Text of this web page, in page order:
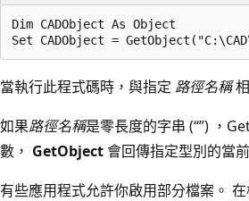
Dim CADObject As Object
當執行此程式碼時，與指定 路徑名稱
如果路徑名稱是零長度的字串 (“”) ，
數， GetObject會回傳指定型別的當
有些應用程式允許你啟用部分檔案。